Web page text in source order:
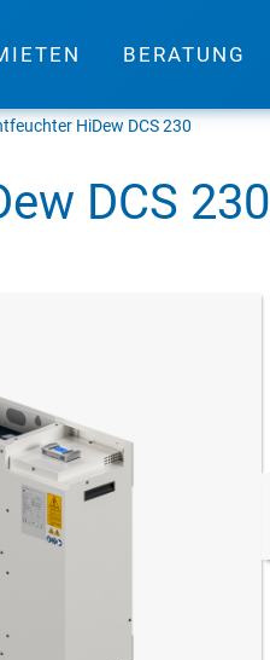
BERATUNG
HiDew DCS 230
DCS 230